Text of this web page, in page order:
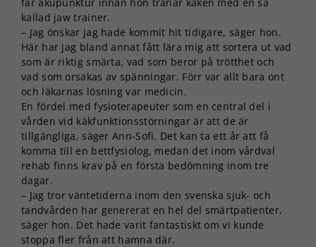
kallad jaw trainer.
– Jag önskar jag hade kommit hit tidigare, säger hon.
Här har jag bland annat fått lära mig att sortera ut vad
som är riktig smärta, vad som beror på trötthet och
vad som orsakas av spänningar. Förr var allt bara ont
och läkarnas lösning var medicin.
En fördel med fysioterapeuter som en central del i
vården vid käkfunktionsstörningar är att de är
tillgängliga, säger Ann-Sofi. Det kan ta ett år att få
komma till en bettfysiolog, medan det inom vårdval
rehab finns krav på en första bedömning inom tre
dagar.
– Jag tror väntetiderna inom den svenska sjuk- och
tandvården har genererat en hel del smärtpatienter,
säger hon. Det hade varit fantastiskt om vi kunde
stoppa fler från att hamna där.